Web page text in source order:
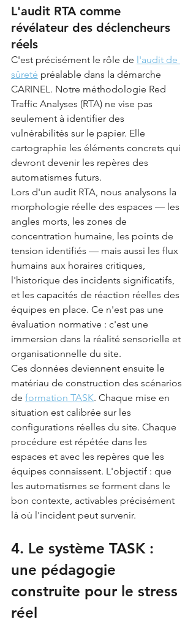
L'audit RTA comme
révélateur des déclencheurs
réels
C'est précisément le rôle de l'audit de
sûreté préalable dans la démarche
CARINEL. Notre méthodologie Red
Traffic Analyses (RTA) ne vise pas
seulement à identifier des
vulnérabilités sur le papier. Elle
cartographie les éléments concrets qui
devront devenir les repères des
automatismes futurs.
Lors d'un audit RTA, nous analysons la
morphologie réelle des espaces — les
angles morts, les zones de
concentration humaine, les points de
tension identifiés — mais aussi les flux
humains aux horaires critiques,
l'historique des incidents significatifs,
et les capacités de réaction réelles des
équipes en place. Ce n'est pas une
évaluation normative : c'est une
immersion dans la réalité sensorielle et
organisationnelle du site.
Ces données deviennent ensuite le
matériau de construction des scénarios
de formation TASK. Chaque mise en
situation est calibrée sur les
configurations réelles du site. Chaque
procédure est répétée dans les
espaces et avec les repères que les
équipes connaissent. L'objectif : que
les automatismes se forment dans le
bon contexte, activables précisément
là où l'incident peut survenir.
4. Le système TASK :
une pédagogie
construite pour le stress
réel